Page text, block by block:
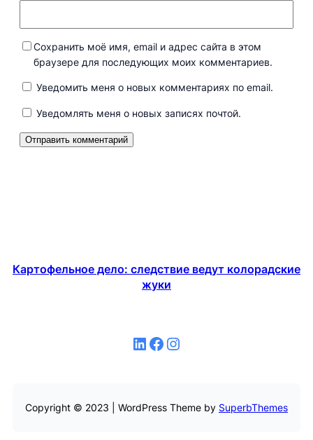
Сохранить моё имя, email и адрес сайта в этом
браузере для последующих моих комментариев.
Уведомить меня о новых комментариях по email.
Уведомлять меня о новых записях почтой.
Картофельное дело: следствие ведут колорадские
жуки
LinkedIn Facebook Instagram
Copyright © 2023 | WordPress Theme by SuperbThemes